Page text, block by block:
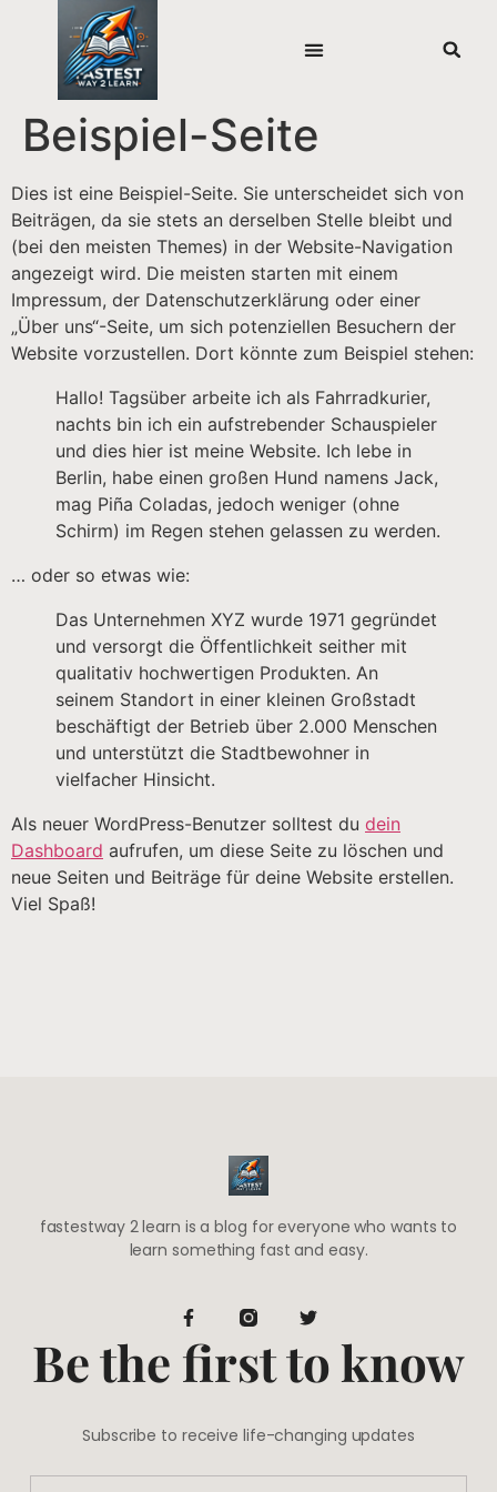
Beispiel-Seite
Dies ist eine Beispiel-Seite. Sie unterscheidet sich von
Beiträgen, da sie stets an derselben Stelle bleibt und
(bei den meisten Themes) in der Website-Navigation
angezeigt wird. Die meisten starten mit einem
Impressum, der Datenschutzerklärung oder einer
„Über uns“-Seite, um sich potenziellen Besuchern der
Website vorzustellen. Dort könnte zum Beispiel stehen:
Hallo! Tagsüber arbeite ich als Fahrradkurier,
nachts bin ich ein aufstrebender Schauspieler
und dies hier ist meine Website. Ich lebe in
Berlin, habe einen großen Hund namens Jack,
mag Piña Coladas, jedoch weniger (ohne
Schirm) im Regen stehen gelassen zu werden.
… oder so etwas wie:
Das Unternehmen XYZ wurde 1971 gegründet
und versorgt die Öffentlichkeit seither mit
qualitativ hochwertigen Produkten. An
seinem Standort in einer kleinen Großstadt
beschäftigt der Betrieb über 2.000 Menschen
und unterstützt die Stadtbewohner in
vielfacher Hinsicht.
Als neuer WordPress-Benutzer solltest du dein
Dashboard aufrufen, um diese Seite zu löschen und
neue Seiten und Beiträge für deine Website erstellen.
Viel Spaß!
fastestway 2 learn is a blog for everyone who wants to
learn something fast and easy.
Be the first to know
Subscribe to receive life-changing updates